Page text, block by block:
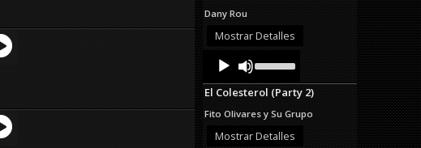
decrease
Dany Rou
Mostrar Detalles
Audio
Player
Up/Down
Arrow
keys
increase
or
El Colesterol (Party 2)
Fito Olivares y Su Grupo
Mostrar Detalles